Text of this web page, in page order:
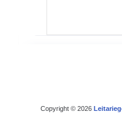
Copyright © 2026